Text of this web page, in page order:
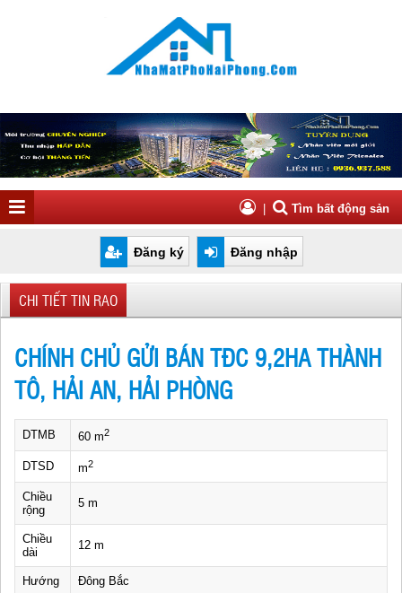
Tìm bất động sản
Đăng ký Đăng nhập
CHI TIẾT TIN RAO
CHÍNH CHỦ GỬI BÁN TĐC 9,2HA THÀNH
TÔ, HẢI AN, HẢI PHÒNG
DTMB 60 m2
DTSD m2
Chiều
rộng
5 m
Chiều
dài
12 m
Hướng Đông Bắc